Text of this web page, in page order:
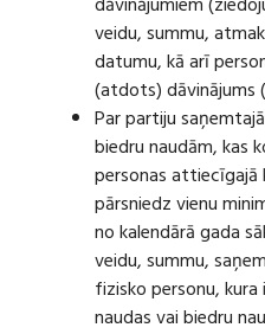
veidu, summu,
datumu, kā arī
(atdots) dāvinājums
Par partiju
biedru naudām, kas
personas attiecīgajā
pārsniedz vienu
no kalendārā gada
veidu, summu,
fizisko personu,
naudas vai biedru